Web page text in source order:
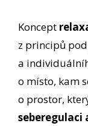
Koncept
z principů
a
o místo, kam
o prostor,
seberegulaci